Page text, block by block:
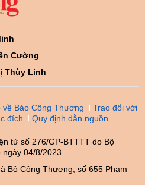
Cường
Thùy Linh
về Báo Công Thương
Trao đổi với
đích Quy định dẫn nguồn
tử số 276/GP-BTTTT do Bộ
04/8/2023
Bộ Công Thương, số 655 Phạm